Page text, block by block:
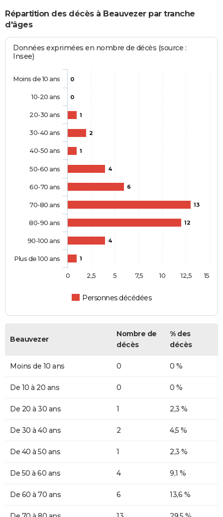
Répartition des décès à Beauvezer par tranche
d'âges
Données exprimées en nombre de décès (source :
Insee)
0
0
1
2
1
4
6
13
12
4
1
Personnes décédées
Moins de 10 ans
10-20 ans
20-30 ans
30-40 ans
40-50 ans
50-60 ans
60-70 ans
70-80 ans
80-90 ans
90-100 ans
Plus de 100 ans
0 2,5 5 7,5 10 12,5 15
Beauvezer
Nombre de
décès
% des
décès
Moins de 10 ans 0 0 %
De 10 à 20 ans 0 0 %
De 20 à 30 ans 1 2,3 %
De 30 à 40 ans 2 4,5 %
De 40 à 50 ans 1 2,3 %
De 50 à 60 ans 4 9,1 %
De 60 à 70 ans 6 13,6 %